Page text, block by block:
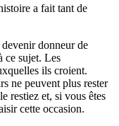
a fait tant de
donneur de
ce sujet. Les
ils croient.
ne peuvent plus rester
restiez et, si vous êtes
cette occasion.